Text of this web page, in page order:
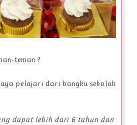
teman ?
pelajari dari bangku sekolah
dapat lebih dari 6 tahun dan